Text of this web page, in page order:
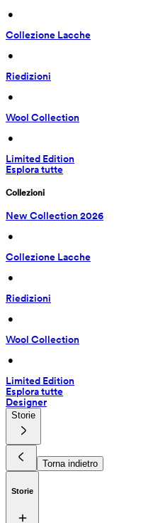
•
Collezione Lacche
•
Riedizioni
•
Wool Collection
•
Limited Edition
Esplora tutte
Collezioni
New Collection 2026
•
Collezione Lacche
•
Riedizioni
•
Wool Collection
•
Limited Edition
Esplora tutte
Designer
Storie
Torna indietro
Storie